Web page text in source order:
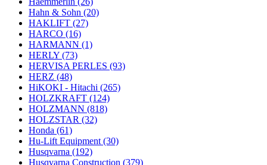
Hahn & Sohn (20)
HAKLIFT (27)
HARCO (16)
HARMANN (1)
HERLY (73)
HERVISA PERLES (93)
HERZ (48)
HiKOKI - Hitachi (265)
HOLZKRAFT (124)
HOLZMANN (818)
HOLZSTAR (32)
Honda (61)
Hu-Lift Equipment (30)
Husqvarna (192)
Husqvarna Construction (379)